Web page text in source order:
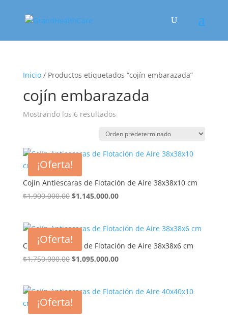
Inicio/ Productos etiquetados “cojín embarazada”
cojín embarazada
Mostrando los 6 resultados
¡Oferta!
Cojín Antiescaras de Flotación de Aire 38x38x10 cm
$1,900,000.00 El
era:
$1,900,000.00.
$1,145,000.00El
es:
$1,145,000.00.
¡Oferta!
Cojín Antiescaras de Flotación de Aire 38x38x6 cm
$1,750,000.00 El
era:
$1,750,000.00.
$1,095,000.00El
es:
¡Oferta!